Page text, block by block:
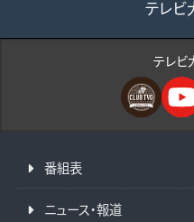
テレビ
テレビ
番組表
ニュース・報道